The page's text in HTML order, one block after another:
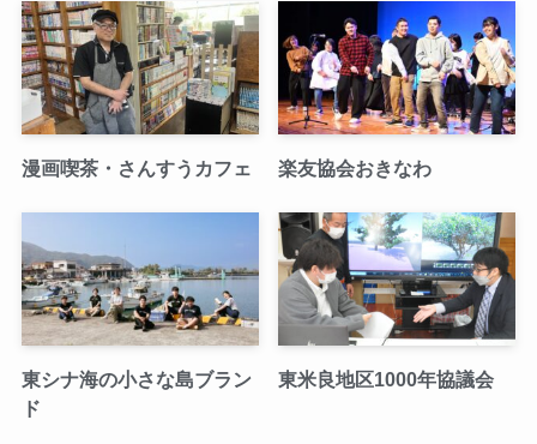
漫画喫茶・さんすうカフェ 楽友協会おきなわ
東シナ海の小さな島ブラン
ド
東米良地区1000年協議会